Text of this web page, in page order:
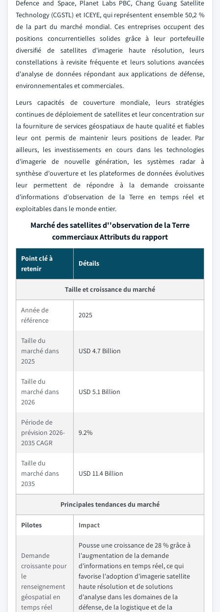
Defence and Space, Planet Labs PBC, Chang Guang Satellite
Technology (CGSTL) et ICEYE, qui représentent ensemble 50,2 %
de la part du marché mondial. Ces entreprises occupent des
positions concurrentielles solides grâce à leur portefeuille
diversifié de satellites d'imagerie haute résolution, leurs
constellations à revisite fréquente et leurs solutions avancées
d'analyse de données répondant aux applications de défense,
environnementales et commerciales.
Leurs capacités de couverture mondiale, leurs stratégies
continues de déploiement de satellites et leur concentration sur
la fourniture de services géospatiaux de haute qualité et fiables
leur ont permis de maintenir leurs positions de leader. Par
ailleurs, les investissements en cours dans les technologies
d'imagerie de nouvelle génération, les systèmes radar à
synthèse d'ouverture et les plateformes de données évolutives
leur permettent de répondre à la demande croissante
d'informations d'observation de la Terre en temps réel et
exploitables dans le monde entier.
Marché des satellites d''observation de la Terre
commerciaux Attributs du rapport
Point clé à
retenir
Détails
Taille et croissance du marché
Année de
référence
2025
Taille du
marché dans
2025
USD 4.7 Billion
Taille du
marché dans
2026
USD 5.1 Billion
Période de
prévision 2026-
2035 CAGR
9.2%
Taille du
marché dans
2035
USD 11.4 Billion
Principales tendances du marché
Pilotes Impact
Demande
croissante pour
le
renseignement
géospatial en
temps réel
Pousse une croissance de 28 % grâce à
l'augmentation de la demande
d'informations en temps réel, ce qui
favorise l'adoption d'imagerie satellite
haute résolution et de solutions
d'analyse dans les domaines de la
défense, de la logistique et de la